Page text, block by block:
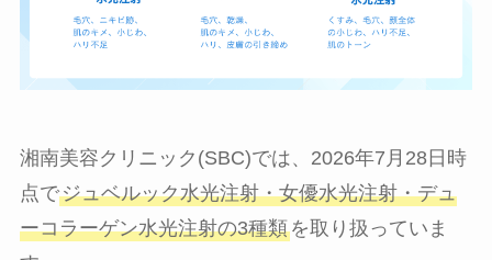
湘南美容クリニック(SBC)では、2026年7月28日時
点でジュベルック水光注射・女優水光注射・デュ
ーコラーゲン水光注射の3種類を取り扱っていま